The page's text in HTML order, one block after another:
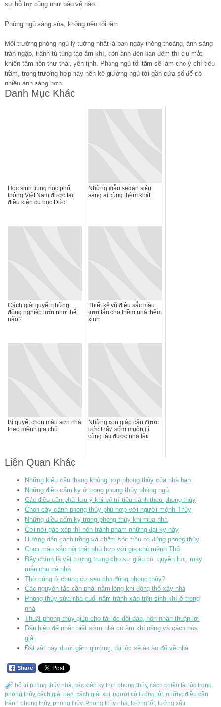
sự hỗ trợ cũng như bảo vệ nào.
Phòng ngủ sáng sủa, không nên tối tăm
Môi trường phòng ngủ lý tuởng nhất là ban ngày thông thoáng, ánh sáng
tràn ngập, tránh tù túng tạo âm khí, còn ánh đèn ban đêm thì dịu mắt
khiến tâm hồn thư thái, yên tịnh. Phòng ngủ tối tăm sẽ làm cho ý chí tiêu
trầm, trong trường hợp này nên kê giường ngủ tới gần cửa sổ để có
nhiều ánh sáng hơn.
Danh Mục Khác
Học sinh trung học phổ
thông Việt Nam được tạo
điều kiện du học Đức.
Những mẫu sedan siêu
sang ai cũng thèm khát
Cách giải quyết những
đồng nghiệp lười như thế
nào?
Thiết kế vũ điệu sắc màu
tươi tắn cho thềm nhà thêm
xinh
Bí quyết chọn màu sơn nhà
theo mệnh gia chủ
Những con giáp cầu được
ước thấy, sớm muộn gì
cũng tậu được nhà lầu
Liên Quan Khác
Những kiểu cầu thang không hợp phong thủy của nhà bạn
Những điều cấm kỵ ở trong phong thủy phòng ngủ
Các điều cần phải lưu ý khi bố trí tiểu cảnh theo phong thủy
Chọn cây cảnh phong thủy phù hợp với người mệnh Thủy
Những điều cấm kỵ trong phong thủy khi mua nhà
Cơi nới gác xép thì nên tránh phạm những đại kỵ này
Hướng dẫn cách trồng và chăm sóc trầu bà đúng phong thủy
Chọn màu sắc nội thất phù hợp với gia chủ mệnh Thổ
Đây chính là vật tượng trưng cho sự giàu có, quyền lực, may
mắn cho cả nhà
Thờ cúng ở chung cư sao cho đúng phong thủy?
Các nguyên tắc cần phải nằm lòng khi động thổ xây nhà
Phong thủy sửa nhà cuối năm tránh xáo trộn sinh khí ở trong
nhà
Thuật phong thủy giúp cho tài lộc dồi dào, hôn nhân thuận lợi
Dấu hiệu để nhận biết sớm nhà có âm khí nặng và cách hóa
giải
Đặt vật này dưới gầm giường, tài lộc sẽ ào ào đổ về nhà
bố trí phong thủy nhà, các kiên kỵ tron phong thủy, cách chiêu tài lộc trong
phong thủy, cách giải hạn, cách giải xui, người có tướng tốt, những điều cần
tránh phong thủy, phong thủy, Phong thủy nhà, tướng tốt, tướng xấu